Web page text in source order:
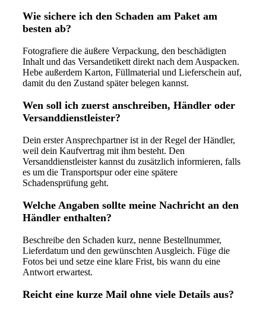
Wie sichere ich den Schaden am Paket am
besten ab?
Fotografiere die äußere Verpackung, den beschädigten
Inhalt und das Versandetikett direkt nach dem Auspacken.
Hebe außerdem Karton, Füllmaterial und Lieferschein auf,
damit du den Zustand später belegen kannst.
Wen soll ich zuerst anschreiben, Händler oder
Versanddienstleister?
Dein erster Ansprechpartner ist in der Regel der Händler,
weil dein Kaufvertrag mit ihm besteht. Den
Versanddienstleister kannst du zusätzlich informieren, falls
es um die Transportspur oder eine spätere
Schadensprüfung geht.
Welche Angaben sollte meine Nachricht an den
Händler enthalten?
Beschreibe den Schaden kurz, nenne Bestellnummer,
Lieferdatum und den gewünschten Ausgleich. Füge die
Fotos bei und setze eine klare Frist, bis wann du eine
Antwort erwartest.
Reicht eine kurze Mail ohne viele Details aus?